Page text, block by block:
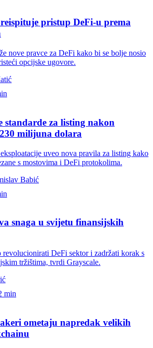
pristup DeFi-u prema
nove pravce za DeFi kako bi se bolje nosio
opcijske ugovore.
standarde za listing nakon
milijuna dolara
uveo nova pravila za listing kako
s mostovima i DeFi protokolima.
Babić
snaga u svijetu finansijskih
DeFi sektor i zadržati korak s
tržištima, tvrdi Grayscale.
min
ometaju napredak velikih